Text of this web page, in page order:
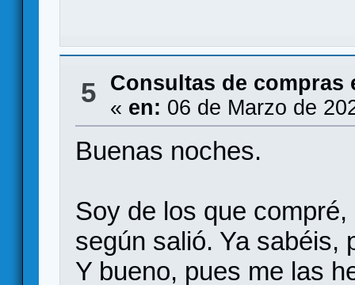
5
Consultas de compras
« en: 06 de Marzo de
Buenas noches.
Soy de los que
según salió. Ya sabéis,
Y bueno, pues me las